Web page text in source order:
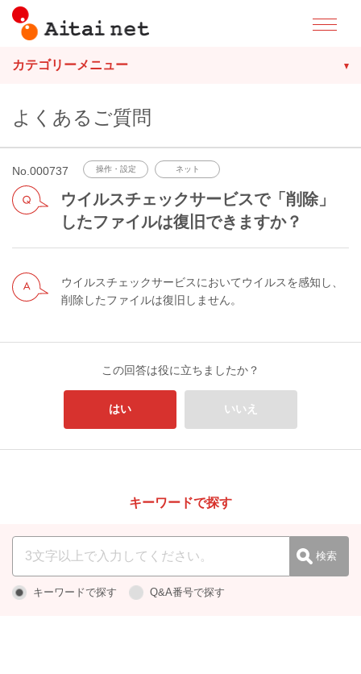
カテゴリーメニュー
よくあるご質問
No.000737 操作・設定 ネット
ウイルスチェックサービスで「削除」
したファイルは復旧できますか？
ウイルスチェックサービスにおいてウイルスを感知し、
削除したファイルは復旧しません。
この回答は役に立ちましたか？
はい いいえ
キーワードで探す
キーワードで探す Q&A番号で探す